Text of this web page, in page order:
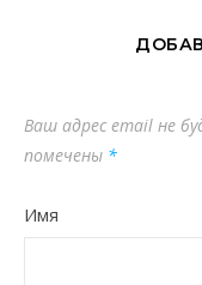
Ваш адрес email не
помечены *
Имя